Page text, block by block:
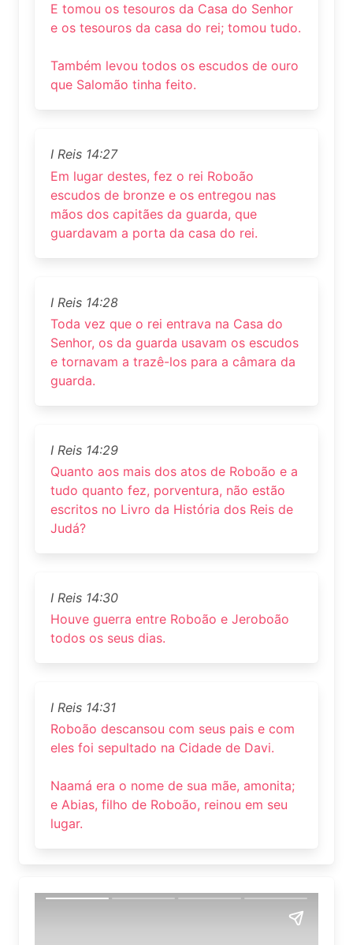
E tomou os tesouros da Casa do Senhor
e os tesouros da casa do rei; tomou tudo.
Também levou todos os escudos de ouro
que Salomão tinha feito.
I Reis 14:27
Em lugar destes, fez o rei Roboão
escudos de bronze e os entregou nas
mãos dos capitães da guarda, que
guardavam a porta da casa do rei.
I Reis 14:28
Toda vez que o rei entrava na Casa do
Senhor, os da guarda usavam os escudos
e tornavam a trazê-los para a câmara da
guarda.
I Reis 14:29
Quanto aos mais dos atos de Roboão e a
tudo quanto fez, porventura, não estão
escritos no Livro da História dos Reis de
Judá?
I Reis 14:30
Houve guerra entre Roboão e Jeroboão
todos os seus dias.
I Reis 14:31
Roboão descansou com seus pais e com
eles foi sepultado na Cidade de Davi.
Naamá era o nome de sua mãe, amonita;
e Abias, filho de Roboão, reinou em seu
lugar.